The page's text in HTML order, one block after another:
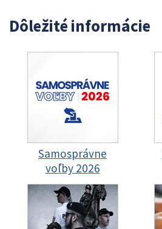
Dôležité informácie
Samosprávne
voľby 2026